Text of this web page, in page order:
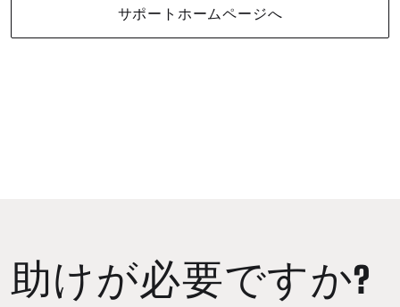
サポートホームページへ
助けが必要ですか?